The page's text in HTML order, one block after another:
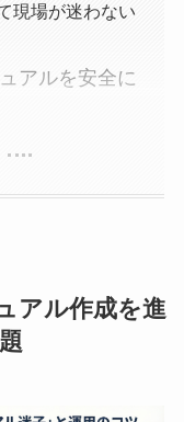
現場が迷わない
アルを安全に
アル作成を進